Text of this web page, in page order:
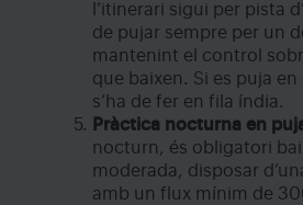
l’itinerari sigui per pista
de pujar sempre per un
mantenint el control
que baixen. Si es puja
s’ha de fer en fila índia.
Pràctica nocturna en
nocturn, és obligatori
moderada, disposar
amb un flux mínim de